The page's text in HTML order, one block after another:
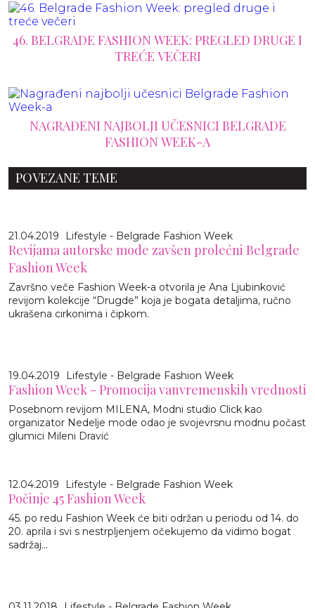
46. BELGRADE FASHION WEEK: PREGLED DRUGE I
TREĆE VEČERI
NAGRAĐENI NAJBOLJI UČESNICI BELGRADE
FASHION WEEK-A
POVEZANE TEME
21.04.2019 Lifestyle - Belgrade Fashion Week
Revijama autorske mode zavšen prolećni Belgrade
Fashion Week
Završno veče Fashion Week-a otvorila je Ana Ljubinković
revijom kolekcije “Drugde” koja je bogata detaljima, ručno
ukrašena cirkonima i čipkom.
19.04.2019 Lifestyle - Belgrade Fashion Week
Fashion Week - Promocija vanvremenskih vrednosti
Posebnom revijom MILENA, Modni studio Click kao
organizator Nedelje mode odao je svojevrsnu modnu počast
glumici Mileni Dravić
12.04.2019 Lifestyle - Belgrade Fashion Week
Počinje 45 Fashion Week
45. po redu Fashion Week će biti održan u periodu od 14. do
20. aprila i svi s nestrpljenjem očekujemo da vidimo bogat
sadržaj...